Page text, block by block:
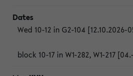
Wed 10-12 in G2-104 [12.10.2026-
block 10-17 in W1-282, W1-217